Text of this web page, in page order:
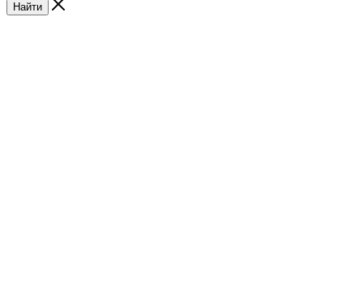
Найти